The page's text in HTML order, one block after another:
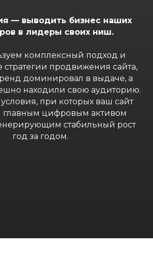
— выводить бизнес наших
в лидеры своих ниш.
комплексный подход и
продвижения сайта,
доминировал в выдаче, а
находили свою аудиторию.
при которых ваш сайт
главным цифровым активом
стабильный рост
год за годом.